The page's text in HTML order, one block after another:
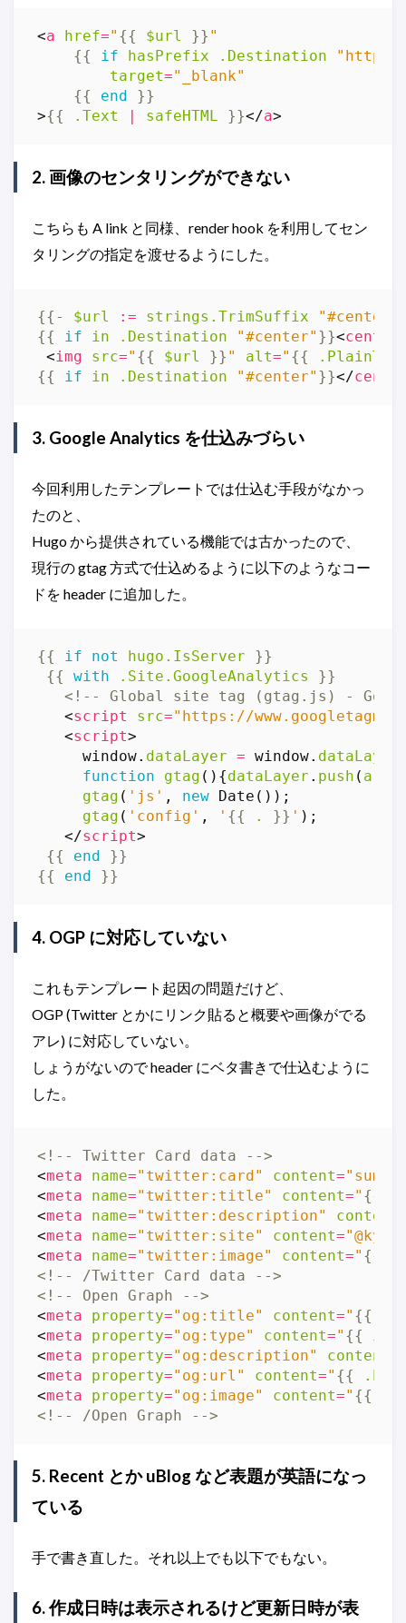
<a href=" {{ $url }} "
{{
if hasPrefix .Destination "http"
target="_blank"
{{
end
}}
>{{ .Text safeHTML }}</a>
2. 画像のセンタリングができない
こちらも A link と同様、render hook を利用してセン
タリングの指定を渡せるようにした。
{{- $url := strings .TrimSuffix
"#center"
{{
if in .Destination "#center" }}<center
<img src=" {{ $url }} " alt=" {{
{{
if in .Destination "#center" }}</
3. Google Analytics を仕込みづらい
今回利用したテンプレートでは仕込む手段がなかっ
たのと、
Hugo から提供されている機能では古かったので、
現行の gtag 方式で仕込めるように以下のようなコー
ドを header に追加した。
{{ if not hugo .IsServer
}}
{{
with .Site.GoogleAnalytics
}}
<!-- Global site tag (gtag.js) -
<script src="https://
<script>
window. dataLayer = window. dataLayer
function
gtag (){dataLayer . push (
gtag ( 'js' , new Date ());
gtag ( 'config' , ' {{ . }} ' );
</script>
{{
end
}}
{{
end }}
4. OGP に対応していない
これもテンプレート起因の問題だけど、
OGP (Twitter とかにリンク貼ると概要や画像がでる
アレ) に対応していない。
しょうがないので header にベタ書きで仕込むように
した。
<!-- Twitter Card data -->
<meta name="twitter:card" content=
<meta name="twitter:title" content=" {{
<meta name="twitter:description" content
<meta name="twitter:site" content=
<meta name="twitter:image" content=" {{
<!-- /Twitter Card data -->
<!-- Open Graph -->
<meta property="og:title" content=" {{
<meta property="og:type" content=" {{
<meta property="og:description" content
<meta property="og:url" content=" {{
<meta property="og:image" content=" {{
<!-- /Open Graph -->
5. Recent とか uBlog など表題が英語になっ
ている
手で書き直した。それ以上でも以下でもない。
6. 作成日時は表示されるけど更新日時が表